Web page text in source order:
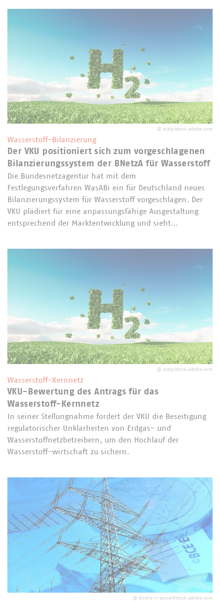
© malp/stock.adobe.com
Wasserstoff-Bilanzierung
Der VKU positioniert sich zum vorgeschlagenen
Bilanzierungssystem der BNetzA für Wasserstoff
Die Bundesnetzagentur hat mit dem
Festlegungsverfahren WasABi ein für Deutschland neues
Bilanzierungssystem für Wasserstoff vorgeschlagen. Der
VKU plädiert für eine anpassungsfähige Ausgestaltung
entsprechend der Marktentwicklung und sieht…
© malp/stock.adobe.com
Wasserstoff-Kernnetz
VKU-Bewertung des Antrags für das
Wasserstoff-Kernnetz
In seiner Stellungnahme fordert der VKU die Beseitigung
regulatorischer Unklarheiten von Erdgas- und
Wasserstoffnetzbetreibern, um den Hochlauf der
Wasserstoff-wirtschaft zu sichern.
© studio v-zwoelf/stock.adobe.com